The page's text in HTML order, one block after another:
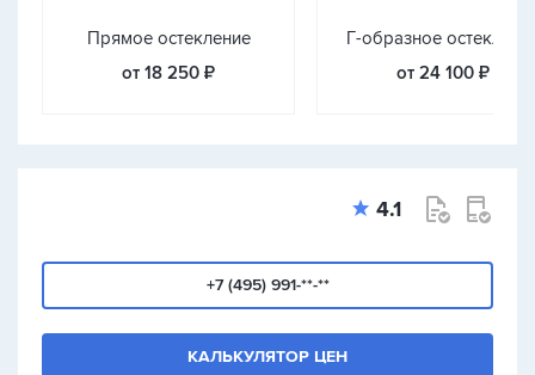
Прямое остекление
от 18 250 ₽
Г-образное
от 24 100 ₽
4.1
+7 (495) 991-**-**
КАЛЬКУЛЯТОР ЦЕН